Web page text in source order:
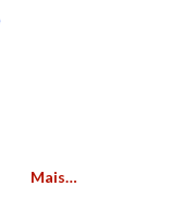
Mais…